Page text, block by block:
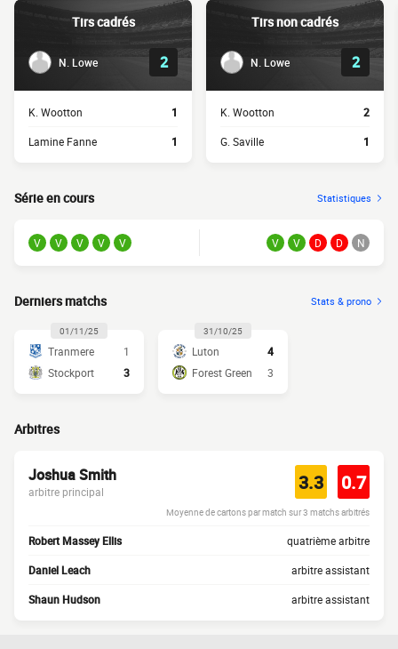
Tirs cadrés
N. Lowe 2
K. Wootton 1
Lamine Fanne 1
Tirs non cadrés
N. Lowe 2
K. Wootton 2
G. Saville 1
Série en cours Statistiques
V V V V V V V D D N
Derniers matchs Stats & prono
01/11/25
Tranmere
1
Stockport
3
31/10/25
Luton
4
Forest Green
3
Arbitres
Joshua Smith
arbitre principal 3.3 0.7
Moyenne de cartons par match sur 3 matchs arbitrés
Robert Massey Ellis quatrième arbitre
Daniel Leach arbitre assistant
Shaun Hudson arbitre assistant